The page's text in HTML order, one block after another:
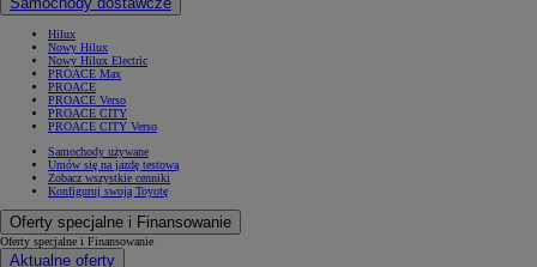
Hilux
Nowy Hilux
Nowy Hilux Electric
PROACE Max
PROACE
PROACE Verso
PROACE CITY
PROACE CITY Verso
Samochody używane
Umów się na jazdę testową
Zobacz wszystkie cenniki
Konfiguruj swoją Toyotę
Oferty specjalne i Finansowanie
Oferty specjalne i Finansowanie
Aktualne oferty